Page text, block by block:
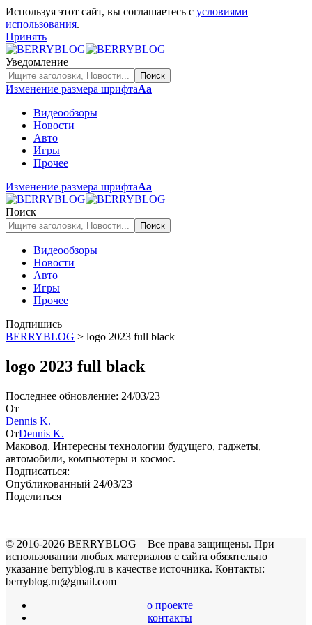
Используя этот сайт, вы соглашаетесь с условиями
использования.
Принять
Уведомление
Изменение размера шрифтаАа
Видеообзоры
Новости
Авто
Игры
Прочее
Изменение размера шрифтаАа
Поиск
Видеообзоры
Новости
Авто
Игры
Прочее
Подпишись
BERRYBLOG > logo 2023 full black
logo 2023 full black
Последнее обновление: 24/03/23
От
Dennis K.
ОтDennis K.
Маковод. Интересны технологии будущего, гаджеты,
автомобили, компьютеры и космос.
Подписаться:
Опубликованный 24/03/23
Поделиться
© 2016-2026 BERRYBLOG – Все права защищены. При
использовании любых материалов с сайта обязательно
указание berryblog.ru в качестве источника. Контакты:
berryblog.ru@gmail.com
о проекте
контакты